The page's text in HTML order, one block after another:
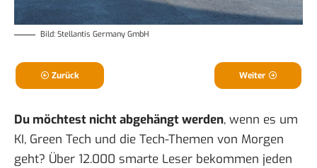
Bild: Stellantis Germany GmbH
Zurück Weiter
Du möchtest nicht abgehängt werden, wenn es um
KI, Green Tech und die Tech-Themen von Morgen
geht? Über 12.000 smarte Leser bekommen jeden